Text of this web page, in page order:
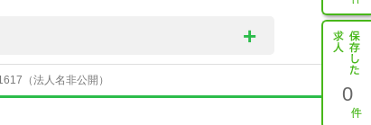
0
（法人名非公開）